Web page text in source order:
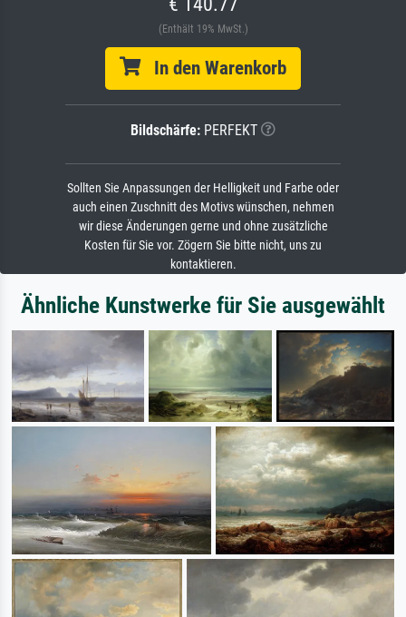
(Enthält 19% MwSt.)
In den Warenkorb
Bildschärfe: PERFEKT
Sollten Sie Anpassungen der Helligkeit und Farbe oder
auch einen Zuschnitt des Motivs wünschen, nehmen
wir diese Änderungen gerne und ohne zusätzliche
Kosten für Sie vor. Zögern Sie bitte nicht, uns zu
kontaktieren.
Ähnliche Kunstwerke für Sie ausgewählt